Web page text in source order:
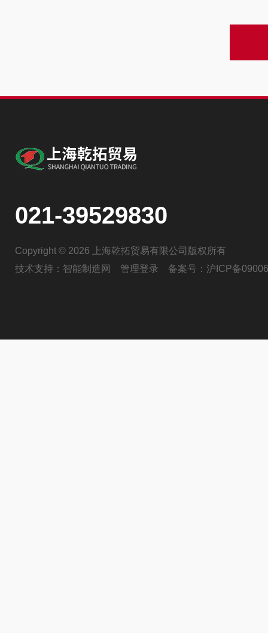
021-39529830
Copyright © 2026 上海乾拓贸易有限公司版权所有
技术支持： 智能制造网 管理登录 备案号： 沪ICP备